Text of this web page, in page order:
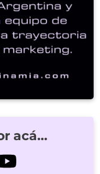
acá…